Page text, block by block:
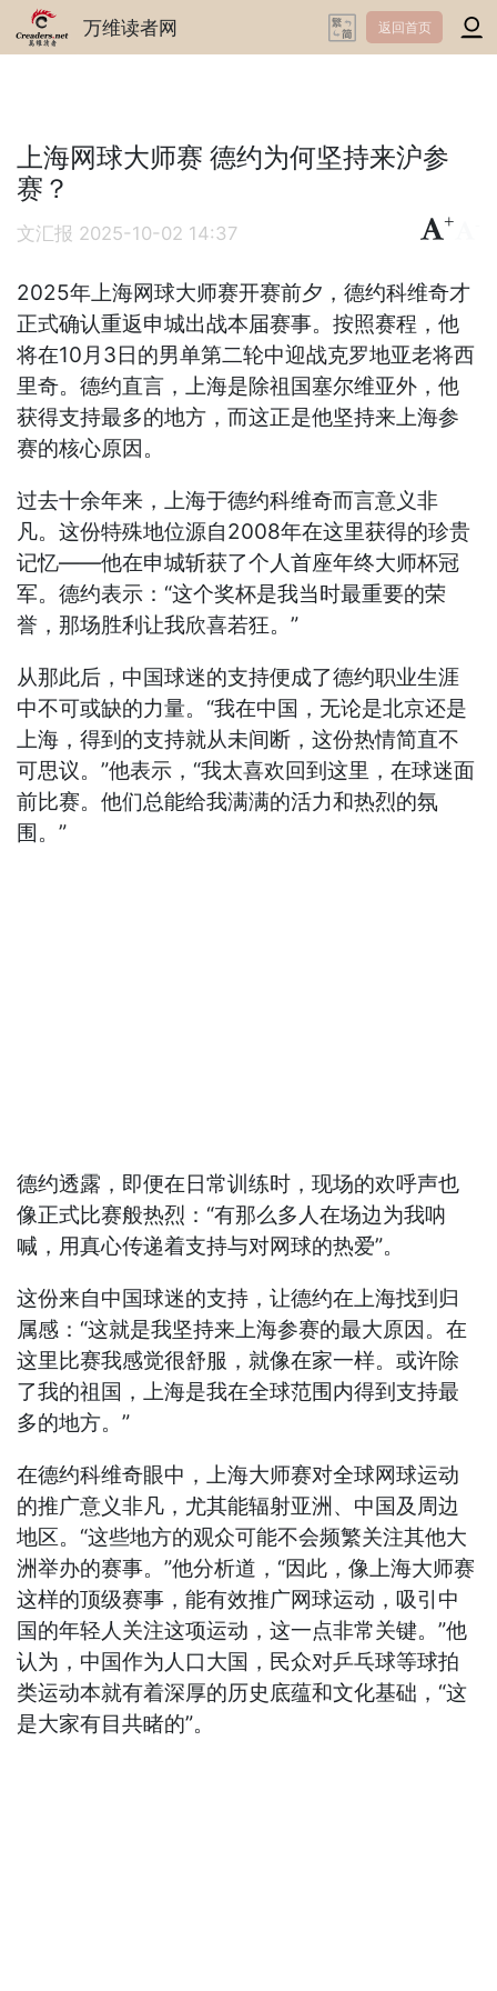
万维读者网 返回首页
上海网球大师赛 德约为何坚持来沪参
赛？
文汇报 2025-10-02 14:37
+
2025年上海网球大师赛开赛前夕，德约科维奇才
正式确认重返申城出战本届赛事。按照赛程，他
将在10月3日的男单第二轮中迎战克罗地亚老将西
里奇。德约直言，上海是除祖国塞尔维亚外，他
获得支持最多的地方，而这正是他坚持来上海参
赛的核心原因。
过去十余年来，上海于德约科维奇而言意义非
凡。这份特殊地位源自2008年在这里获得的珍贵
记忆——他在申城斩获了个人首座年终大师杯冠
军。德约表示：“这个奖杯是我当时最重要的荣
誉，那场胜利让我欣喜若狂。”
从那此后，中国球迷的支持便成了德约职业生涯
中不可或缺的力量。“我在中国，无论是北京还是
上海，得到的支持就从未间断，这份热情简直不
可思议。”他表示，“我太喜欢回到这里，在球迷面
前比赛。他们总能给我满满的活力和热烈的氛
围。”
德约透露，即便在日常训练时，现场的欢呼声也
像正式比赛般热烈：“有那么多人在场边为我呐
喊，用真心传递着支持与对网球的热爱”。
这份来自中国球迷的支持，让德约在上海找到归
属感：“这就是我坚持来上海参赛的最大原因。在
这里比赛我感觉很舒服，就像在家一样。或许除
了我的祖国，上海是我在全球范围内得到支持最
多的地方。”
在德约科维奇眼中，上海大师赛对全球网球运动
的推广意义非凡，尤其能辐射亚洲、中国及周边
地区。“这些地方的观众可能不会频繁关注其他大
洲举办的赛事。”他分析道，“因此，像上海大师赛
这样的顶级赛事，能有效推广网球运动，吸引中
国的年轻人关注这项运动，这一点非常关键。”他
认为，中国作为人口大国，民众对乒乓球等球拍
类运动本就有着深厚的历史底蕴和文化基础，“这
是大家有目共睹的”。